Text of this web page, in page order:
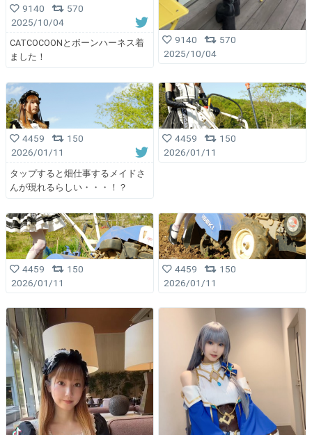
9140
570
2025/10/04
CATCOCOONとボーンハーネス着
ました！
9140
570
2025/10/04
4459
150
2026/01/11
タップすると畑仕事するメイドさ
んが現れるらしい・・・！？
4459
150
2026/01/11
4459
150
2026/01/11
4459
150
2026/01/11